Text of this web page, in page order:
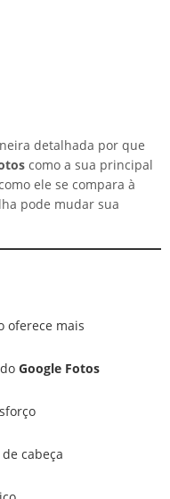
detalhada por que
como a sua principal
ele se compara à
pode mudar sua
oferece mais
Google Fotos
cabeça